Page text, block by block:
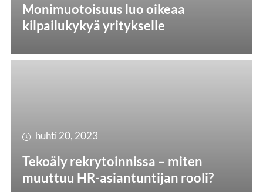
Monimuotoisuus luo oikeaa
kilpailukykyä yritykselle
huhti 20, 2023
Tekoäly rekrytoinnissa – miten
muuttuu HR-asiantuntijan rooli?